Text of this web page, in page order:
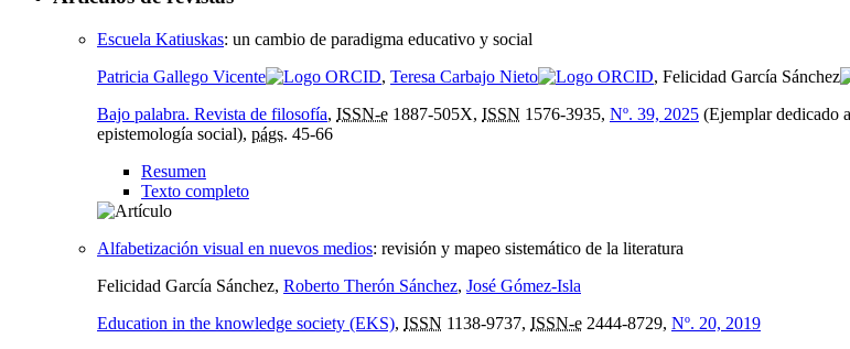
Escuela Katiuskas: un cambio de paradigma educativo y social
Patricia Gallego Vicente
, Teresa Carbajo Nieto
, Felicidad García Sánchez
Bajo palabra. Revista de filosofía, ISSN-e 1887-505X, ISSN 1576-3935, Nº. 39, 2025 (Ejemplar dedicado
epistemología social), págs. 45-66
Resumen
Texto completo
Alfabetización visual en nuevos medios: revisión y mapeo sistemático de la literatura
Felicidad García Sánchez, Roberto Therón Sánchez, José Gómez-Isla
Education in the knowledge society (EKS), ISSN 1138-9737, ISSN-e 2444-8729, Nº. 20, 2019